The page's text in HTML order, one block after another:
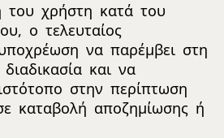
χρήστη κατά του
ο τελευταίος
να παρέμβει στη
διαδικασία και να
στην περίπτωση
καταβολή αποζημίωσης ή